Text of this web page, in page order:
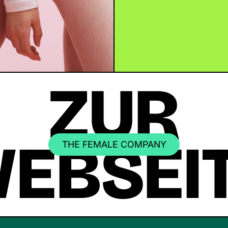
ZUR
THE FEMALE COMPANY